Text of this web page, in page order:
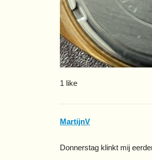
1 like
MartijnV
Donnerstag klinkt mij